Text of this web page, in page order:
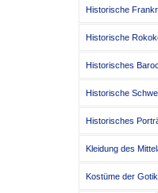
Historische
Historische
Historisches
Historische
Historisches
Kleidung des
Kostüme der Gotik